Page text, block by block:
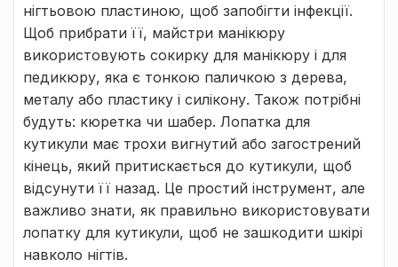
нігтьовою пластиною, щоб запобігти інфекції.
Щоб прибрати її, майстри манікюру
використовують сокирку для манікюру і для
педикюру, яка є тонкою паличкою з дерева,
металу або пластику і силікону. Також потрібні
будуть: кюретка чи шабер. Лопатка для
кутикули має трохи вигнутий або загострений
кінець, який притискається до кутикули, щоб
відсунути її назад. Це простий інструмент, але
важливо знати, як правильно використовувати
лопатку для кутикули, щоб не зашкодити шкірі
навколо нігтів.